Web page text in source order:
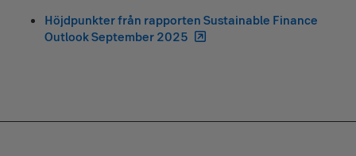
Höjdpunkter från rapporten Sustainable Finance
Outlook September 2025